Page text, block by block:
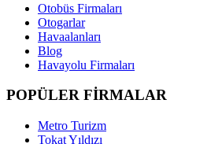
Otobüs Firmaları
Otogarlar
Havaalanları
Blog
Havayolu Firmaları
POPÜLER FİRMALAR
Metro Turizm
Tokat Yıldızı